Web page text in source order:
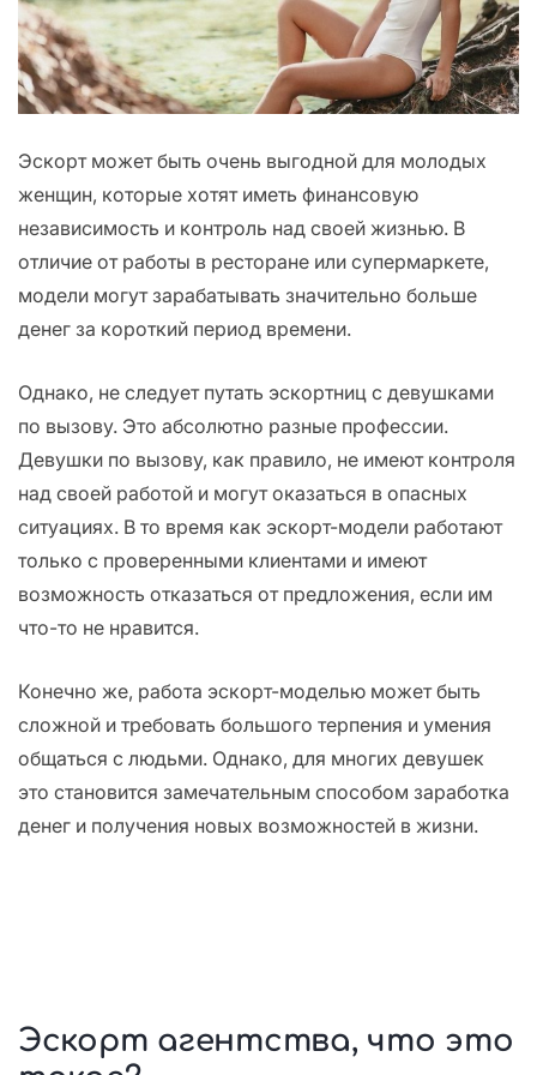
Эскорт может быть очень выгодной для молодых
женщин, которые хотят иметь финансовую
независимость и контроль над своей жизнью. В
отличие от работы в ресторане или супермаркете,
модели могут зарабатывать значительно больше
денег за короткий период времени.
Однако, не следует путать эскортниц с девушками
по вызову. Это абсолютно разные профессии.
Девушки по вызову, как правило, не имеют контроля
над своей работой и могут оказаться в опасных
ситуациях. В то время как эскорт-модели работают
только с проверенными клиентами и имеют
возможность отказаться от предложения, если им
что-то не нравится.
Конечно же, работа эскорт-моделью может быть
сложной и требовать большого терпения и умения
общаться с людьми. Однако, для многих девушек
это становится замечательным способом заработка
денег и получения новых возможностей в жизни.
Эскорт агентства, что это